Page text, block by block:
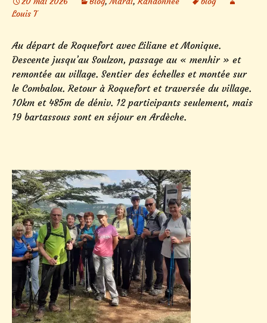
Louis T
Au départ de Roquefort avec Liliane et Monique.
Descente jusqu’au Soulzon, passage au « menhir » et
remontée au village. Sentier des échelles et montée sur
le Combalou. Retour à Roquefort et traversée du village.
10km et 485m de déniv. 12 participants seulement, mais
19 bartassous sont en séjour en Ardèche.